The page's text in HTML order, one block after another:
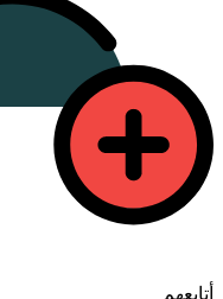
أتابعهم